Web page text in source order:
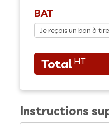
BAT
Instructions